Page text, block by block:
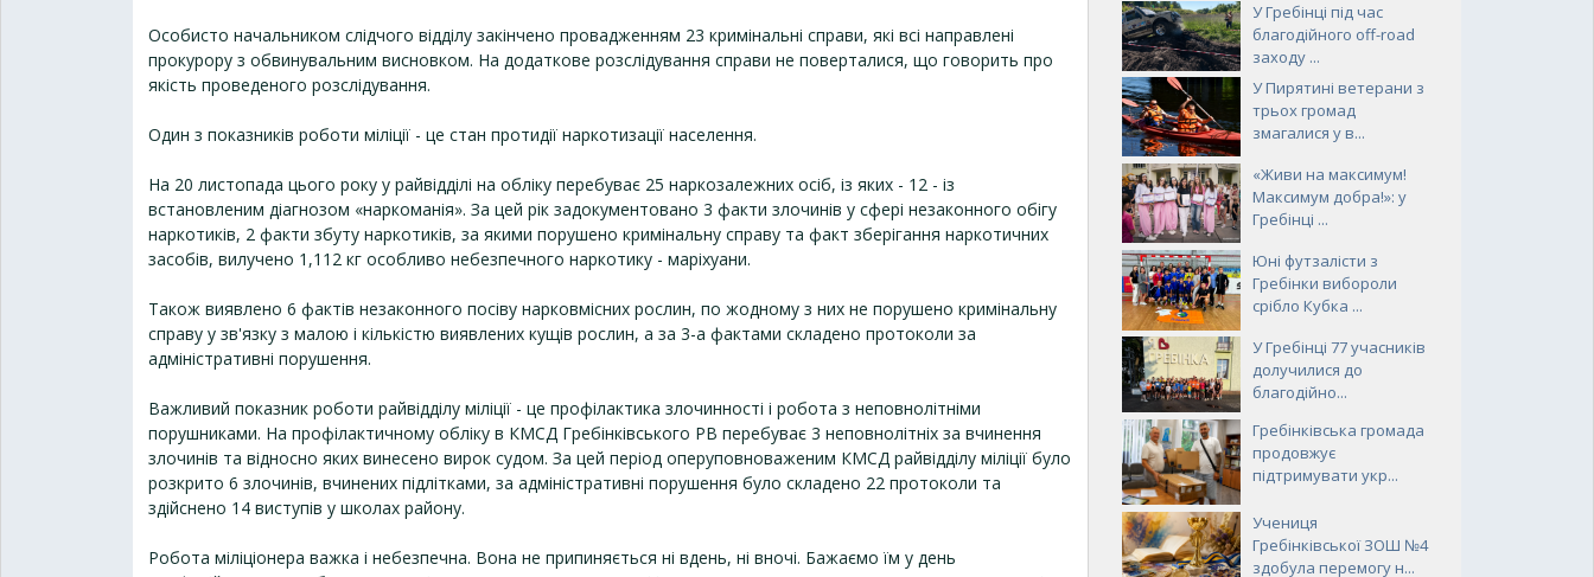
Особисто начальником слідчого відділу закінчено провадженням 23 кримінальні справи, які всі направлені
прокурору з обвинувальним висновком. На додаткове розслідування справи не поверталися, що говорить про
якість проведеного розслідування.
Один з показників роботи міліції - це стан протидії наркотизації населення.
На 20 листопада цього року у райвідділі на обліку перебуває 25 наркозалежних осіб, із яких - 12 - із
встановленим діагнозом «наркоманія». За цей рік задокументовано 3 факти злочинів у сфері незаконного обігу
наркотиків, 2 факти збуту наркотиків, за якими порушено кримінальну справу та факт зберігання наркотичних
засобів, вилучено 1,112 кг особливо небезпечного наркотику - маріхуани.
Також виявлено 6 фактів незаконного посіву нарковмісних рослин, по жодному з них не порушено кримінальну
справу у зв'язку з малою і кількістю виявлених кущів рослин, а за 3-а фактами складено протоколи за
адміністративні порушення.
Важливий показник роботи райвідділу міліції - це профілактика злочинності і робота з неповнолітніми
порушниками. На профілактичному обліку в КМСД Гребінківського РВ перебуває 3 неповнолітніх за вчинення
злочинів та відносно яких винесено вирок судом. За цей період оперуповноваженим КМСД райвідділу міліції було
розкрито 6 злочинів, вчинених підлітками, за адміністративні порушення було складено 22 протоколи та
здійснено 14 виступів у школах району.
Робота міліціонера важка і небезпечна. Вона не припиняється ні вдень, ні вночі. Бажаємо їм у день
У Гребінці під час
благодійного off-road
заходу ...
У Пирятині ветерани з
трьох громад
змагалися у в...
«Живи на максимум!
Максимум добра!»: у
Гребінці ...
Юні футзалісти з
Гребінки вибороли
срібло Кубка ...
У Гребінці 77 учасників
долучилися до
благодійно...
Гребінківська громада
продовжує
підтримувати укр...
Учениця
Гребінківської ЗОШ №4
здобула перемогу н...